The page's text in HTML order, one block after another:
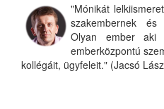
"Mónikát
szakembernek
Olyan ember aki
emberközpontú
kollégáit, ügyfeleit." (Jacsó